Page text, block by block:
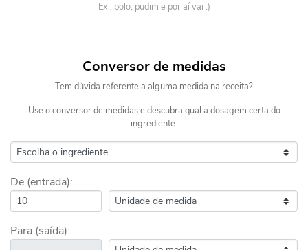
Ex.: bolo, pudim e por aí vai :)
Conversor de medidas
Tem dúvida referente a alguma medida na receita?
Use o conversor de medidas e descubra qual a dosagem certa do
ingrediente.
De (entrada):
Para (saída):